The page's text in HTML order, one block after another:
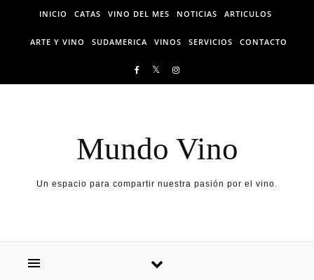
Skip to content
INICIO CATAS VINO DEL MES NOTICIAS ARTICULOS
ARTE Y VINO SUDAMERICA VINOS SERVICIOS CONTACTO
Mundo Vino
Un espacio para compartir nuestra pasión por el vino.